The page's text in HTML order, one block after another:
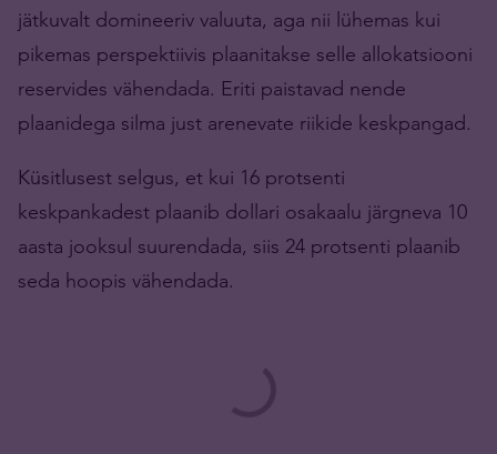
jätkuvalt domineeriv valuuta, aga nii lühemas kui
pikemas perspektiivis plaanitakse selle allokatsiooni
reservides vähendada. Eriti paistavad nende
plaanidega silma just arenevate riikide keskpangad.
Küsitlusest selgus, et kui 16 protsenti
keskpankadest plaanib dollari osakaalu järgneva 10
aasta jooksul suurendada, siis 24 protsenti plaanib
seda hoopis vähendada.